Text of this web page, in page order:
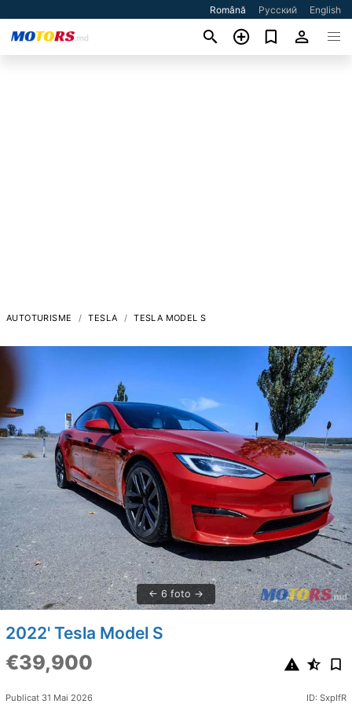
Română Русский English
AUTOTURISME TESLA TESLA MODEL S
6 foto
2022' Tesla Model S
€39,900
Publicat 31 Mai 2026 ID: SxpIfR